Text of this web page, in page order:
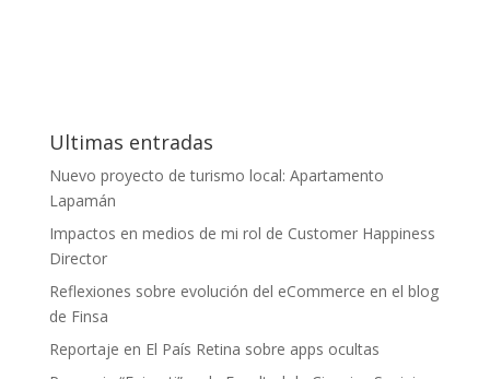
Ultimas entradas
Nuevo proyecto de turismo local: Apartamento
Lapamán
Impactos en medios de mi rol de Customer Happiness
Director
Reflexiones sobre evolución del eCommerce en el blog
de Finsa
Reportaje en El País Retina sobre apps ocultas